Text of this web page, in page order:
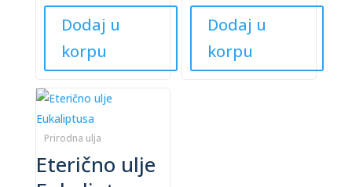
be
chosen
the
product
page
Dodaj u
korpu
be
chosen
the
Dodaj u
korpu
Prirodna ulja
Eterično ulje
This
product
has
multiple